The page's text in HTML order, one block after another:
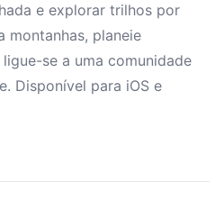
e explorar trilhos por
montanhas, planeie
se a uma comunidade
Disponível para iOS e